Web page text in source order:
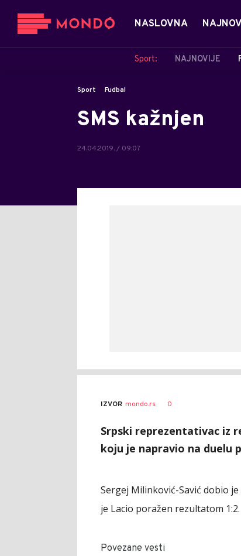
NASLOVNA
Sport: NAJNOVIJE
Sport Fudbal
SMS kažnjen
24.04.2019. / 09:07
IZVOR mondo.rs 0
Srpski reprezentativac iz
koju je napravio na duelu
Sergej Milinković-Savić dobio
je Lacio poražen rezultatom 1:2.
Povezane vesti